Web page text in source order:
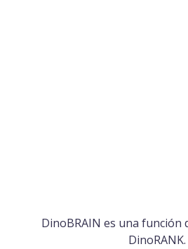
DinoBRAIN es una función
DinoRANK.